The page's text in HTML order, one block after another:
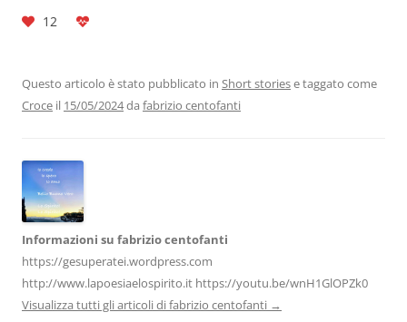
c
b
o
o
k
dI
n
A
p
a
m
vi
12
Questo articolo è stato pubblicato in Short storiese taggato come
Croce il 15/05/2024da fabrizio centofanti
Informazioni su fabrizio centofanti
https://gesuperatei.wordpress.com
http://www.lapoesiaelospirito.it https://youtu.be/wnH1GlOPZk0
Visualizza tutti gli articoli di fabrizio centofanti →